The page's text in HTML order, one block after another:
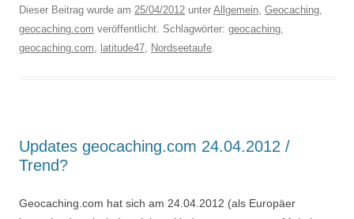
Dieser Beitrag wurde am 25/04/2012 unter Allgemein, Geocaching,
geocaching.com veröffentlicht. Schlagwörter: geocaching,
geocaching.com, latitude47, Nordseetaufe.
Updates geocaching.com 24.04.2012 /
Trend?
Geocaching.com hat sich am 24.04.2012 (als Europäer